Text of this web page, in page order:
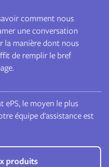
comment nous
une conversation
la manière dont nous
de remplir le bref
ePS, le moyen le plus
équipe d'assistance est
produits